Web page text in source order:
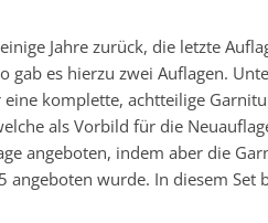
Jahre zurück, die letzte
gab es hierzu zwei Auflagen.
komplette, achtteilige
als Vorbild für die
angeboten, indem aber die
wurde. In diesem Set